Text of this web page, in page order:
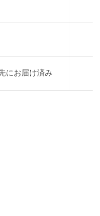
にお届け済み